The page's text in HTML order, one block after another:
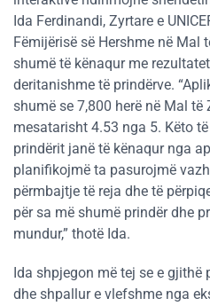
Ida Ferdinandi, Zyrtare e
Fëmijërisë së Hershme në Mal
shumë të kënaqur me
deritanishme të prindërve.
shumë se 7,800 herë në Mal
mesatarisht 4.53 nga 5. Këto
prindërit janë të kënaqur nga
planifikojmë ta pasurojmë
përmbajtje të reja dhe të
për sa më shumë prindër dhe
mundur,” thotë Ida.
Ida shpjegon më tej se e
dhe shpallur e vlefshme nga